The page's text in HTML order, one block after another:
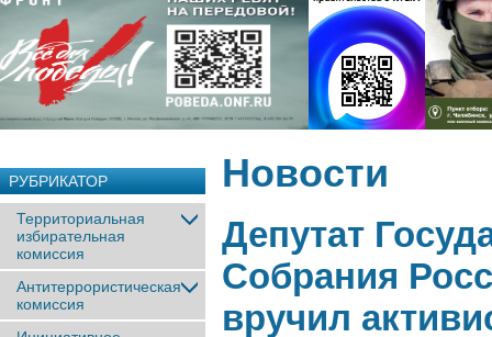
РУБРИКАТОР
Территориальная
избирательная
комиссия
Антитеррористическая
комиссия
Новости
Депутат
Собрания
вручил